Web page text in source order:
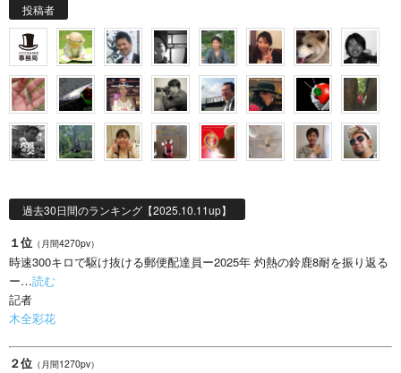
投稿者
過去30日間のランキング【2025.10.11up】
１位 （月間4270pv）
時速300キロで駆け抜ける郵便配達員ー2025年 灼熱の鈴鹿8耐を振り返る
ー…読む
記者
木全彩花
２位 （月間1270pv）